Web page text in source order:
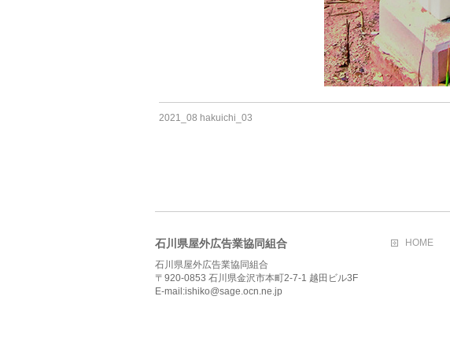
2021_08 hakuichi_03
石川県屋外広告業協同組合
石川県屋外広告業協同組合
〒920-0853 石川県金沢市本町2-7-1 越田ビル3F
E-mail:ishiko@sage.ocn.ne.jp
HOME